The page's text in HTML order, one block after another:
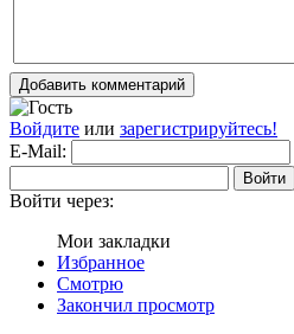
Добавить комментарий
Войдите или зарегистрируйтесь!
E-Mail:
Войти
Войти через:
Мои закладки
Избранное
Смотрю
Закончил просмотр